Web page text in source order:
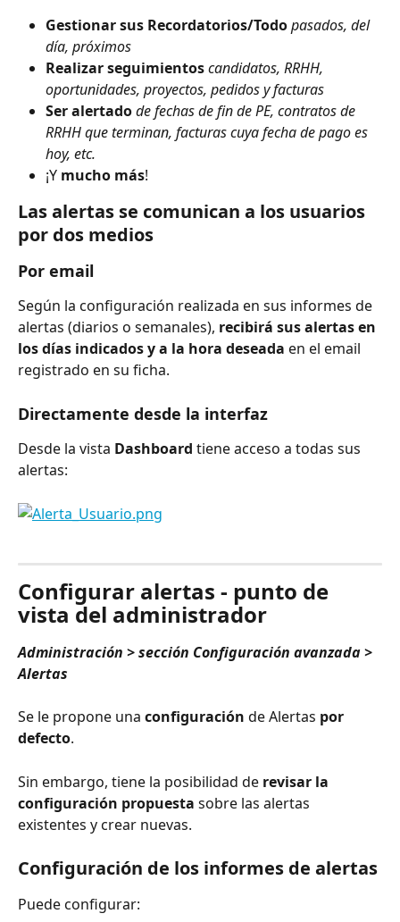
Gestionar sus Recordatorios/Todopasados, del
día, próximos
Realizar seguimientoscandidatos, RRHH,
oportunidades, proyectos, pedidos y facturas
Ser alertadode fechas de fin de PE, contratos de
RRHH que terminan, facturas cuya fecha de pago es
hoy, etc.
¡Y mucho más!
Las alertas se comunican a los usuarios
por dos medios
Por email
Según la configuración realizada en sus informes de
alertas (diarios o semanales), recibirá sus alertas en
los días indicados y a la hora deseada en el email
registrado en su ficha.
Directamente desde la interfaz
Desde la vista Dashboard tiene acceso a todas sus
alertas:
Configurar alertas - punto de
vista del administrador
Administración > sección Configuración avanzada >
Alertas
Se le propone una configuración de Alertas por
defecto.
Sin embargo, tiene la posibilidad de revisar la
configuración propuesta sobre las alertas
existentes y crear nuevas.
Configuración de los informes de alertas
Puede configurar: